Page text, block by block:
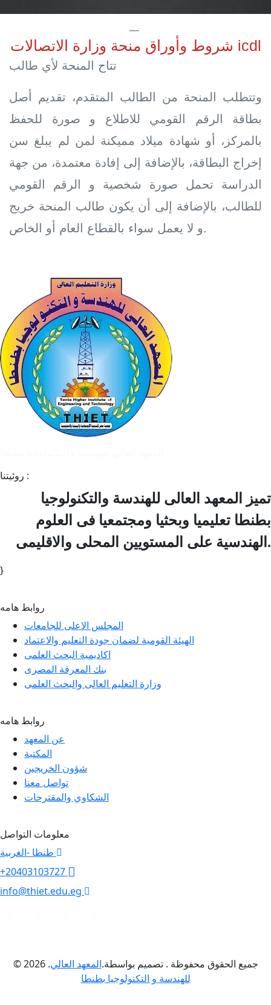
شروط وأوراق منحة وزارة الاتصالات icdl
تتاح المنحة لأي طالب
وتتطلب المنحة من الطالب المتقدم، تقديم أصل
بطاقة الرقم القومي للاطلاع و صورة للحفظ
بالمركز، أو شهادة ميلاد مميكنة لمن لم يبلغ سن
إخراج البطاقة، بالإضافة إلى إفادة معتمدة، من جهة
الدراسة تحمل صورة شخصية و الرقم القومي
للطالب، بالإضافة إلى أن يكون طالب المنحة خريج
و لا يعمل سواء بالقطاع العام أو الخاص.
روئيتنا :
بطنطا تعليميا وبحثيا ومجتمعيا فى العلوم
الهندسية على المستويين المحلى والاقليمى.
}
روابط هامه
المجلس الاعلى للجامعات
الهيئة القومية لضمان جودة التعليم والاعتماد
اكاديمية البحث العلمى
بنك المعرفة المصرى
وزارة التعليم العالى والبحث العلمى
روابط هامه
عن المعهد
المكتبة
شؤون الخريجين
تواصل معنا
الشكاوي والمقترحات
معلومات التواصل
+20403103727
info@thiet.edu.eg
© 2026 .جميع الحقوق محفوظة . تصميم بواسطة.المعهد العالي
للهندسة و التكنولوجيا بطنطا